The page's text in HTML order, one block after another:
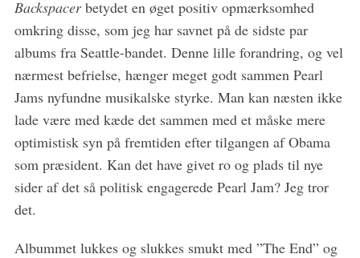
Backspacerbetydet en øget positiv opmærksomhed
omkring disse, som jeg har savnet på de sidste par
albums fra Seattle-bandet. Denne lille forandring, og vel
nærmest befrielse, hænger meget godt sammen Pearl
Jams nyfundne musikalske styrke. Man kan næsten ikke
lade være med kæde det sammen med et måske mere
optimistisk syn på fremtiden efter tilgangen af Obama
som præsident. Kan det have givet ro og plads til nye
sider af det så politisk engagerede Pearl Jam? Jeg tror
det.
Albummet lukkes og slukkes smukt med ”The End” og